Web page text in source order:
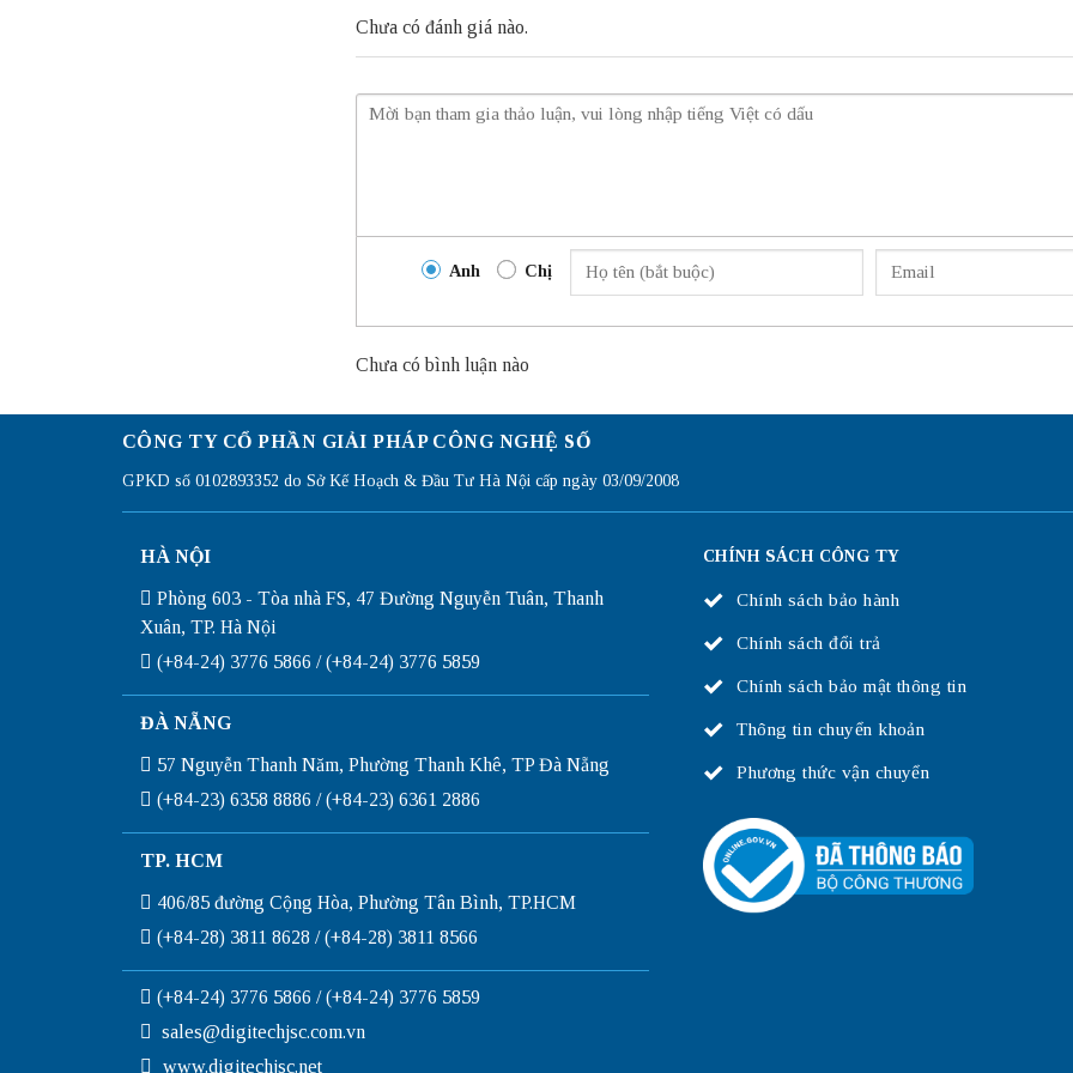
Chưa có đánh giá nào.
Anh Chị
Chưa có bình luận nào
CÔNG TY CỔ PHẦN GIẢI PHÁP CÔNG NGHỆ SỐ
GPKD số 0102893352 do Sở Kế Hoạch & Đầu Tư Hà Nội cấp ngày 03/09/2008
HÀ NỘI
Phòng 603 - Tòa nhà FS, 47 Đường Nguyễn Tuân, Thanh
Xuân, TP. Hà Nội
(+84-24) 3776 5866 / (+84-24) 3776 5859
ĐÀ NẴNG
57 Nguyễn Thanh Năm, Phường Thanh Khê, TP Đà Nẵng
(+84-23) 6358 8886 / (+84-23) 6361 2886
TP. HCM
406/85 đường Cộng Hòa, Phường Tân Bình, TP.HCM
(+84-28) 3811 8628 / (+84-28) 3811 8566
(+84-24) 3776 5866 / (+84-24) 3776 5859
sales@digitechjsc.com.vn
www.digitechjsc.net
CHÍNH SÁCH CÔNG TY
Chính sách bảo hành
Chính sách đổi trả
Chính sách bảo mật thông tin
Thông tin chuyển khoản
Phương thức vận chuyển